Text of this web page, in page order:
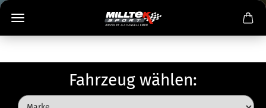
Fahrzeug wählen: